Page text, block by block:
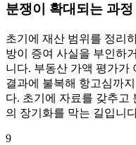
분쟁이 확대되는 과정
초기에 재산 범위를 정리
방이 증여 사실을 부인하
니다. 부동산 가액 평가가
결과에 불복해 항고심까
다. 초기에 자료를 갖추고
의 장기화를 막는 길입니
9